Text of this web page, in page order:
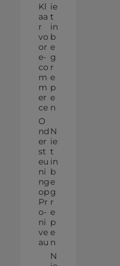
Kl
aa
r
vo
or
e-
co
m
m
er
ce
ie
t
in
b
e
g
r
e
p
e
n
O
nd
er
st
eu
ni
ng
op
Pr
o-
ni
ve
au
N
ie
t
in
b
e
g
r
e
p
e
n
N